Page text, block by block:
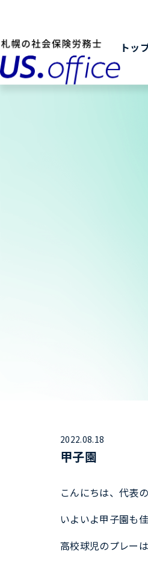
トッ
2022.08.18
甲子園
こんにちは、代表の
いよいよ甲子園も
高校球児のプレー